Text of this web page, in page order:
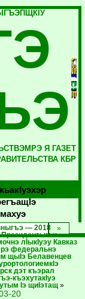
Я ГАЗЕТ
КБР
— 2018
и
лIыкIуэу Кавказ
федеральнэ
щыIэ Белавенцев
дэт къэрал
къэхутакIуэ
Iэ щиIэтащ »
20